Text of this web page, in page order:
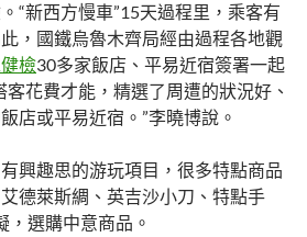
“新西方慢車”15天過程里，乘客有
，國鐵烏魯木齊局經由過程各地觀
檢30多家飯店、平易近宿簽署一起
花費才能，精選了周遭的狀況好、
店或平易近宿。”李曉博說。
興趣思的游玩項目，很多特點商品
德萊斯綢、英吉沙小刀、特點手
選購中意商品。